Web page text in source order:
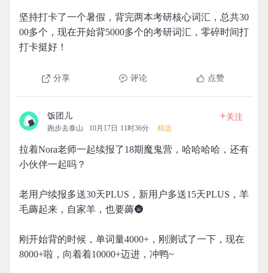
坚持打卡了一个暑假，背完两本考研核心词汇，总共30
00多个，现在开始背5000多个的考研词汇，零碎时间打
打卡挺好！
分享 评论 点赞
饭团儿
跑步去泰山 10月17日 11时36分 精选
+关注
拉着Nora老师一起续报了18期魔鬼营，哈哈哈哈，还有
小伙伴一起吗？
老用户续报多送30天PLUS，新用户多送15天PLUS，羊
毛薅起来，自家羊，也要薅🌚
刚开始背的时候，单词量4000+，刚测试了一下，现在
8000+啦，向着着10000+迈进，冲鸭~